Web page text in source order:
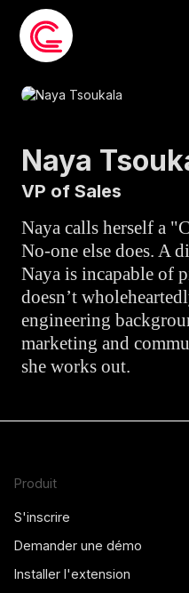
Naya
VP of Sales
Naya calls herself a
No-one else does. A
Naya is incapable of
doesn’t
engineering
marketing and
she works out.
Produit
S'inscrire
Demander une démo
Installer l'extension